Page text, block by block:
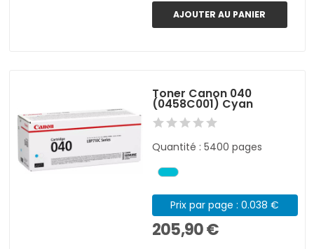
AJOUTER AU PANIER
Toner Canon 040
(0458C001) Cyan
Quantité : 5400 pages
Prix par page : 0.038 €
205,90 €